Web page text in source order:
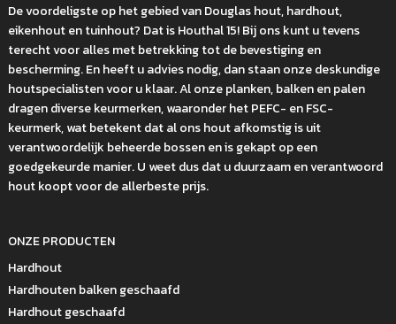
De voordeligste op het gebied van Douglas hout, hardhout,
eikenhout en tuinhout? Dat is Houthal 15! Bij ons kunt u tevens
terecht voor alles met betrekking tot de bevestiging en
bescherming. En heeft u advies nodig, dan staan onze deskundige
houtspecialisten voor u klaar. Al onze planken, balken en palen
dragen diverse keurmerken, waaronder het PEFC- en FSC-
keurmerk, wat betekent dat al ons hout afkomstig is uit
verantwoordelijk beheerde bossen en is gekapt op een
goedgekeurde manier. U weet dus dat u duurzaam en verantwoord
hout koopt voor de allerbeste prijs.
ONZE PRODUCTEN
Hardhout
Hardhouten balken geschaafd
Hardhout geschaafd